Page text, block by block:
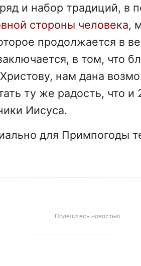
и набор традиций, в
стороны человека,
продолжается в
в том, что
нам дана
ту же радость, что и
Иисуса.
для Примпогоды
Поделитесь новостью